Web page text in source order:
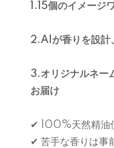
1.15個のイメージ
2.AIが香りを設計
3.オリジナルネー
お届け
✔ 100%天然精油
✔ 苦手な香りは事